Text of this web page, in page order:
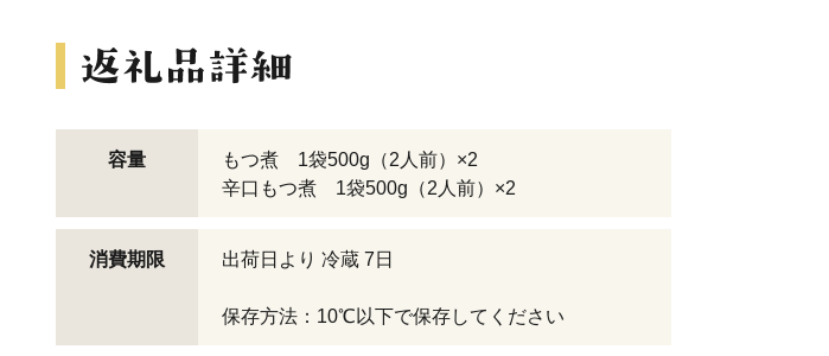
容量
もつ煮 1袋500g（2人前）×2
辛口もつ煮 1袋500g（2人前）×2
消費期限 出荷日より 冷蔵 7日
保存方法：10℃以下で保存してください